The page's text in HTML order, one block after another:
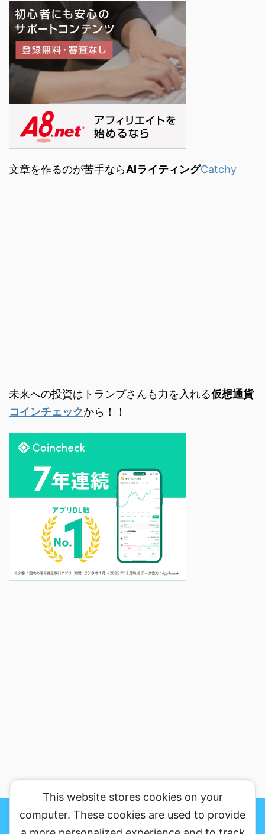
文章を作るのが苦手ならAIライティングCatchy
コインチェック から！！
おかりんのブログの魅力、がっちり伝えますのサイトマップ
プライバシ
ーポリシー&免罪事項
お問い合わせ
This website stores cookies on your
computer. These cookies are used to provide